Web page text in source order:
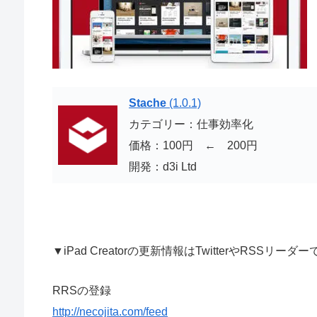
Stache (1.0.1)
カテゴリー：仕事効率化
価格：100円 ← 200円
開発：d3i Ltd
▼iPad Creatorの更新情報はTwitterやRSSリーダー
RRSの登録
http://necojita.com/feed